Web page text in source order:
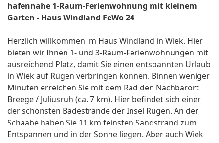
hafennahe 1-Raum-Ferienwohnung mit kleinem
Garten - Haus Windland FeWo 24
Herzlich willkommen im Haus Windland in Wiek. Hier
bieten wir Ihnen 1- und 3-Raum-Ferienwohnungen mit
ausreichend Platz, damit Sie einen entspannten Urlaub
in Wiek auf Rügen verbringen können. Binnen weniger
Minuten erreichen Sie mit dem Rad den Nachbarort
Breege / Juliusruh (ca. 7 km). Hier befindet sich einer
der schönsten Badestrände der Insel Rügen. An der
Schaabe haben Sie 11 km feinsten Sandstrand zum
Entspannen und in der Sonne liegen. Aber auch Wiek